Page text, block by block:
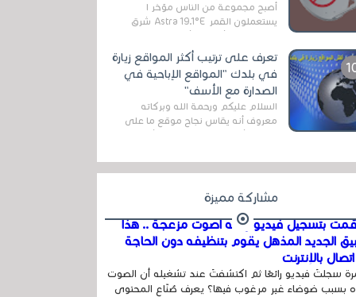
أصبح مجموعة من الناس مؤخر ا
يستعملون القمر Astra 19.1°E شرق
قنوات مميزة جدا تنقل العديد من البرامج
اله...
تعرف على ترتيب أكثر المواقع زيارة
في بلدك "المواقع الإباحية في
الصدارة مع الأسف"
السلام عليكم ورحمة الله وبركاته
معروف أنه يقاس نجاح موقع ما على
في...
مشاركة مميزة
بتسجيل فيديو وفيه أصوت مزعجة .. هذا
الجديد المذهل يقوم بتنظيفه دون الحاجة
بالإنترنت
سجلتَ فيديو رائعًا ثم اكتشفتَ عند تشغيله أن الصوت
بسبب ضوضاء غير مرغوب فيها؟ يعرف صُنّاع المحتوى